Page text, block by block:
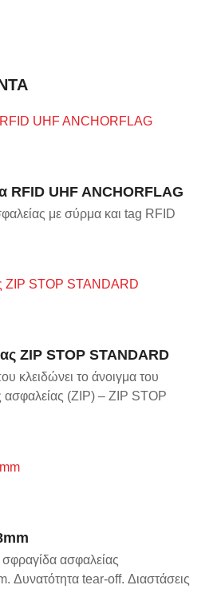
RFID UHF ANCHORFLAG
με σύρμα και tag RFID
ZIP STOP STANDARD
κλειδώνει το άνοιγμα του
ασφαλείας (ZIP) – ZIP STOP
ασφαλείας
Δυνατότητα tear-off. Διαστάσεις